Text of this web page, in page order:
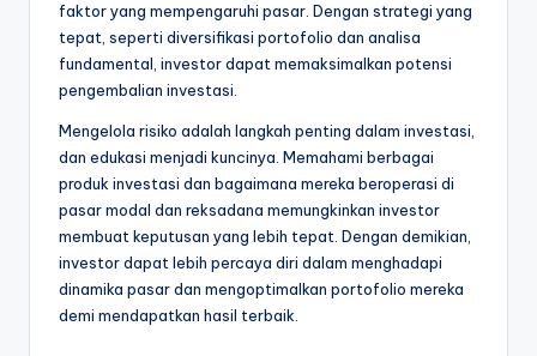
faktor yang mempengaruhi pasar. Dengan strategi yang
tepat, seperti diversifikasi portofolio dan analisa
fundamental, investor dapat memaksimalkan potensi
pengembalian investasi.
Mengelola risiko adalah langkah penting dalam investasi,
dan edukasi menjadi kuncinya. Memahami berbagai
produk investasi dan bagaimana mereka beroperasi di
pasar modal dan reksadana memungkinkan investor
membuat keputusan yang lebih tepat. Dengan demikian,
investor dapat lebih percaya diri dalam menghadapi
dinamika pasar dan mengoptimalkan portofolio mereka
demi mendapatkan hasil terbaik.